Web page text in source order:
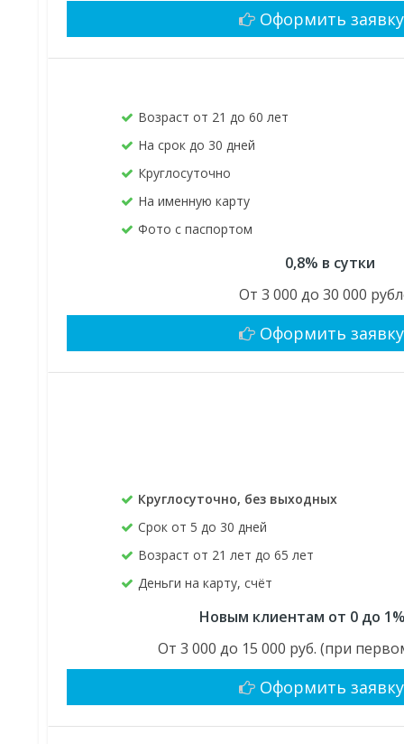
Оформить заявку
Возраст от 21 до 60 лет
На срок до 30 дней
Круглосуточно
На именную карту
Фото с паспортом
0,8% в сутки
От 3 000 до 30 000
Оформить заявку
Круглосуточно, без выходных
Срок от 5 до 30 дней
Возраст от 21 лет до 65 лет
Деньги на карту, счёт
Новым клиентам от 0 до
От 3 000 до 15 000 руб. (при
Оформить заявку